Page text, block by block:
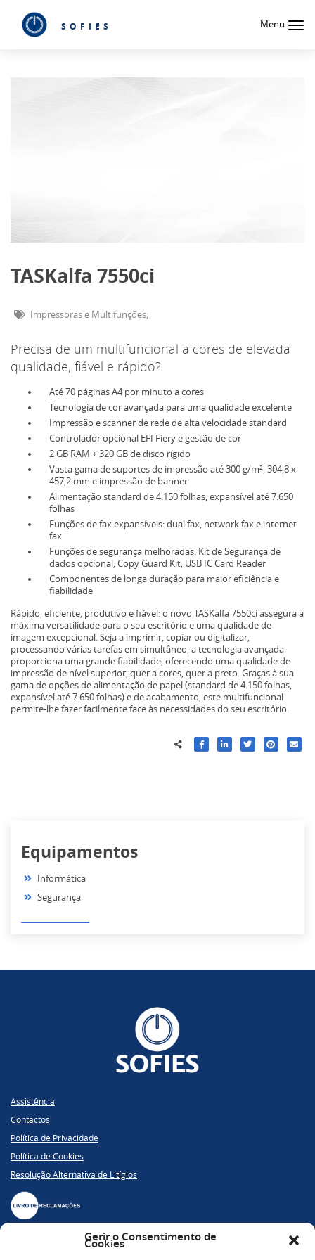
Gerir o Consentimento de
Cookies
SOFIES Menu
TASKalfa 7550ci
Impressoras e Multifunções;
Precisa de um multifuncional a cores de elevada
qualidade, fiável e rápido?
Até 70 páginas A4 por minuto a cores
Tecnologia de cor avançada para uma qualidade excelente
Impressão e scanner de rede de alta velocidade standard
Controlador opcional EFI Fiery e gestão de cor
2 GB RAM + 320 GB de disco rígido
Vasta gama de suportes de impressão até 300 g/m², 304,8 x
457,2 mm e impressão de banner
Alimentação standard de 4.150 folhas, expansível até 7.650
folhas
Funções de fax expansíveis: dual fax, network fax e internet
fax
Funções de segurança melhoradas: Kit de Segurança de
dados opcional, Copy Guard Kit, USB IC Card Reader
Componentes de longa duração para maior eficiência e
fiabilidade
Rápido, eficiente, produtivo e fiável: o novo TASKalfa 7550ci assegura a
máxima versatilidade para o seu escritório e uma qualidade de
imagem excepcional. Seja a imprimir, copiar ou digitalizar,
processando várias tarefas em simultâneo, a tecnologia avançada
proporciona uma grande fiabilidade, oferecendo uma qualidade de
impressão de nível superior, quer a cores, quer a preto. Graças à sua
gama de opções de alimentação de papel (standard de 4.150 folhas,
expansível até 7.650 folhas) e de acabamento, este multifuncional
permite-lhe fazer facilmente face às necessidades do seu escritório.
Equipamentos
Informática
Segurança
Assistência
Contactos
Política de Privacidade
Política de Cookies
Resolução Alternativa de Litígios